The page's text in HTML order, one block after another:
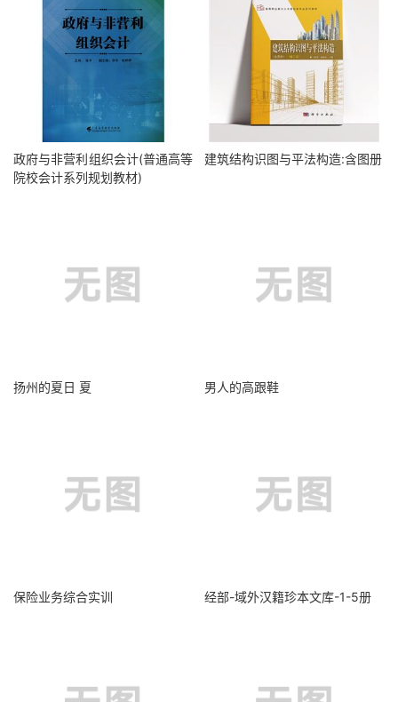
政府与非营利组织会计(普通高等
院校会计系列规划教材)
建筑结构识图与平法构造:含图册
扬州的夏日 夏 男人的高跟鞋
保险业务综合实训 经部-域外汉籍珍本文库-1-5册